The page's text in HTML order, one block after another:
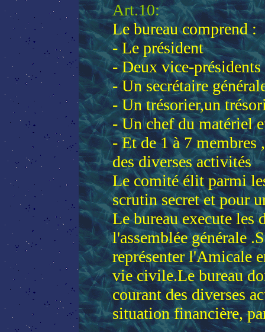
Art.10:
Le bureau comprend :
- Le président
- Deux vice-présidents
- Un secrétaire
- Un trésorier,un
- Un chef du matériel
- Et de 1 à 7 membres
des diverses activités
Le comité élit parmi
scrutin secret et pour
Le bureau execute les
l'assemblée générale
représenter l'Amicale
vie civile.Le bureau
courant des diverses
situation financière,